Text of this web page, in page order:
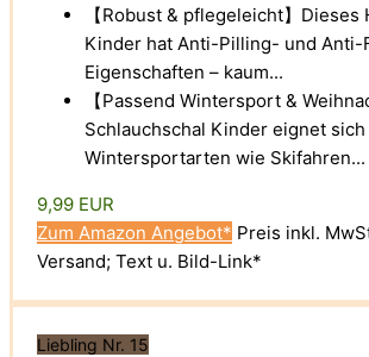
【Robust & pflegeleicht】Dieses
Kinder hat Anti-Pilling- und Anti-
Eigenschaften – kaum...
【Passend Wintersport &
Schlauchschal Kinder eignet
Wintersportarten wie Skifahren...
9,99 EUR
Zum Amazon Angebot* Preis inkl.
Versand; Text u. Bild-Link*
Liebling Nr. 15